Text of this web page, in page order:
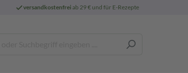
versandkostenfreiab 29 € und für E-Rezepte